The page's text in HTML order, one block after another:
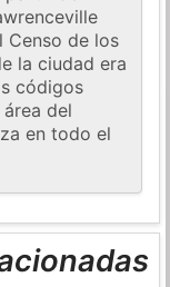
Censo de los
la ciudad era
códigos
del
en todo el